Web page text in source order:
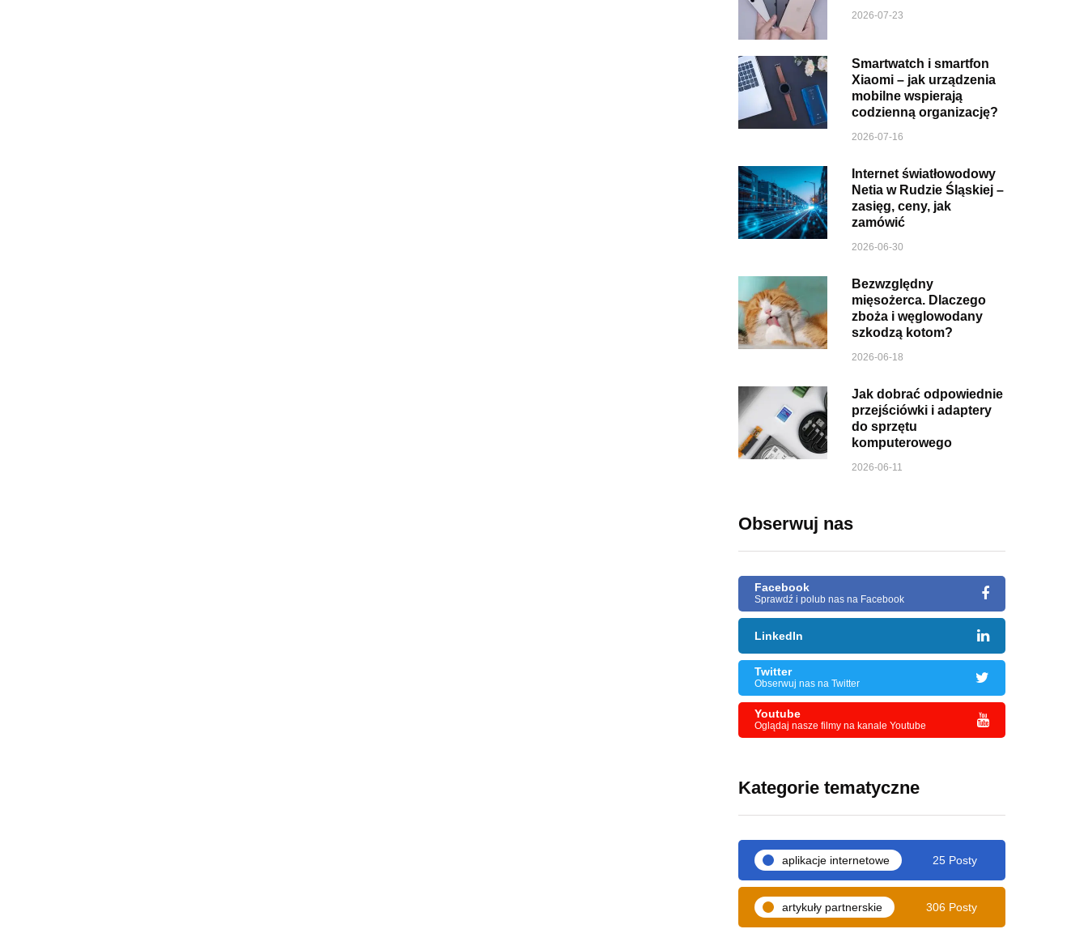
2026-07-23
Smartwatch i smartfon
Xiaomi – jak urządzenia
mobilne wspierają
codzienną organizację?
2026-07-16
Internet światłowodowy
Netia w Rudzie Śląskiej –
zasięg, ceny, jak
zamówić
2026-06-30
Bezwzględny
mięsożerca. Dlaczego
zboża i węglowodany
szkodzą kotom?
2026-06-18
Jak dobrać odpowiednie
przejściówki i adaptery
do sprzętu
komputerowego
2026-06-11
Obserwuj nas
Facebook
Sprawdź i polub nas na Facebook
LinkedIn
Twitter
Obserwuj nas na Twitter
Youtube
Oglądaj nasze filmy na kanale Youtube
Kategorie tematyczne
aplikacje internetowe 25 Posty
artykuły partnerskie 306 Posty